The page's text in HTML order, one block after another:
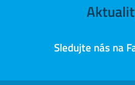
Sledujte nás na